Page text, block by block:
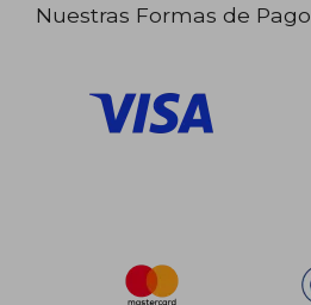
Nuestras Formas de Pago